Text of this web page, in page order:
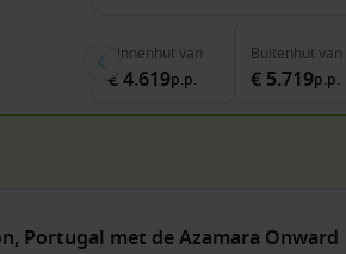
Binnenhutvan
€ 4.619p.p.
Buitenhutvan
€ 5.719p.p.
Portugal met de Azamara Onward